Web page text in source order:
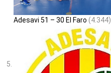
Adesavi 51 – 30 El Faro (4.344)